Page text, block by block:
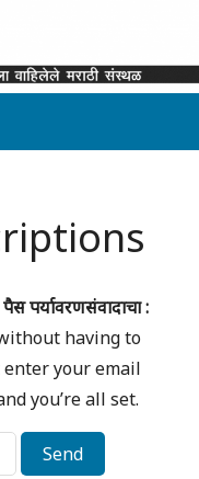
पैस पर्यावरणसंवादाचा :
having to
enter your email
you’re all set.